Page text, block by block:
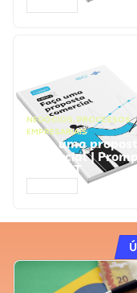
NEGÓCIOS, PROCESSOS
EMPRESARIAIS
Faça uma
comercial |
ChatGPT